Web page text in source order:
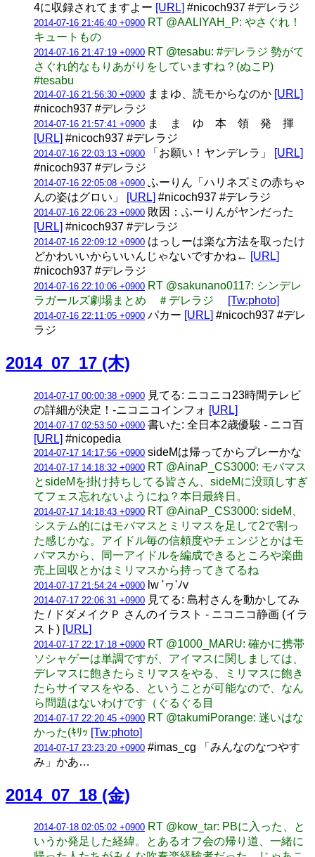
4に収録されてますよー [URL] #nicoch937 #デレラジ
2014-07-16 21:46:40 +0900 RT @AALIYAH_P: やさぐれ！
キュートもの
2014-07-16 21:47:19 +0900 RT @tesabu: #デレラジ 勢がて
さぐれ的なもりあがりをしていますね？(ぬこP)
#tesabu
2014-07-16 21:56:30 +0900 ままゆ、読モからなのか [URL]
#nicoch937 #デレラジ
2014-07-16 21:57:41 +0900 ま ま ゆ 本 領 発 揮
[URL] #nicoch937 #デレラジ
2014-07-16 22:03:13 +0900 「お願い！ヤンデレラ」
[URL]
#nicoch937 #デレラジ
2014-07-16 22:05:08 +0900 ふーりん「ハリネズミの赤ちゃ
んの姿はグロい」
[URL] #nicoch937 #デレラジ
2014-07-16 22:06:23 +0900 敗因：ふーりんがヤンだった
[URL] #nicoch937 #デレラジ
2014-07-16 22:09:12 +0900 はっしーは楽な方法を取ったけ
どかわいいからいいんじゃないですかね← [URL]
#nicoch937 #デレラジ
2014-07-16 22:10:06 +0900 RT @sakunano0117: シンデレ
ラガールズ劇場まとめ ＃デレラジ
[Tw:photo]
2014-07-16 22:11:05 +0900 パカー [URL] #nicoch937 #デレ
ラジ
2014_07_17 (木)
2014-07-17 00:00:38 +0900 見てる: ニコニコ23時間テレビ
の詳細が決定！‐ニコニコインフォ [URL]
2014-07-17 02:53:50 +0900 書いた: 全日本2歳優駿 - ニコ百
[URL] #nicopedia
2014-07-17 14:17:56 +0900 sideMは帰ってからプレーかな
2014-07-17 14:18:32 +0900 RT @AinaP_CS3000: モバマス
とsideMを掛け持ちしてる皆さん、sideMに没頭しすぎ
てフェス忘れないようにね？本日最終日。
2014-07-17 14:18:43 +0900 RT @AinaP_CS3000: sideM、
システム的にはモバマスとミリマスを足して2で割っ
た感じかな。アイドル毎の信頼度やチェンジとかはモ
バマスから、同一アイドルを編成できるところや楽曲
売上回収とかはミリマスから持ってきてるね
2014-07-17 21:54:24 +0900 lw 'ヮ'ﾉv
2014-07-17 22:06:31 +0900 見てる: 島村さんを動かしてみ
た / ドダメイクＰ さんのイラスト - ニコニコ静画 (イラ
スト) [URL]
2014-07-17 22:17:18 +0900 RT @1000_MARU: 確かに携帯
ソシャゲーは単調ですが、アイマスに関しましては、
デレマスに飽きたらミリマスをやる、ミリマスに飽き
たらサイマスをやる、ということが可能なので、なん
ら問題はないわけです（ぐるぐる目
2014-07-17 22:20:45 +0900 RT @takumiPorange: 迷いはな
かった(ｷﾘｯ [Tw:photo]
2014-07-17 23:23:20 +0900 #imas_cg 「みんなのなつやす
み」かあ…
2014_07_18 (金)
2014-07-18 02:05:02 +0900 RT @kow_tar: PBに入った、と
いうか発足した経緯。とあるオフ会の帰り道、一緒に